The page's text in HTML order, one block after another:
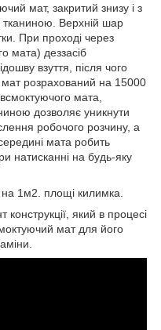
мат, закритий знизу і з
тканиною. Верхній шар
При проході через
мата) деззасіб
взуття, після чого
розрахований на 15000
мата,
дозволяє уникнути
робочого розчину, а
мата робить
натисканні на будь-яку
1м2. площі килимка.
який в процесі
мат для його